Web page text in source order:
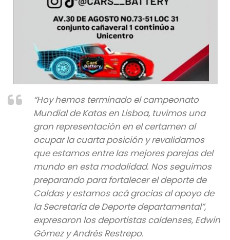
“Hoy hemos terminado el campeonato
Mundial de Katas en Lisboa, tuvimos una
gran representación en el certamen al
ocupar la cuarta posición y revalidamos
que estamos entre las mejores parejas del
mundo en esta modalidad. Nos seguimos
preparando para fortalecer el deporte de
Caldas y estamos acá gracias al apoyo de
la Secretaría de Deporte departamental”,
expresaron los deportistas caldenses, Edwin
Gómez y Andrés Restrepo.